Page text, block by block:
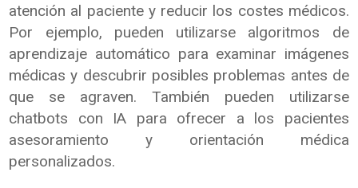
atención al paciente y reducir los costes médicos.
Por ejemplo, pueden utilizarse algoritmos de
aprendizaje automático para examinar imágenes
médicas y descubrir posibles problemas antes de
que se agraven. También pueden utilizarse
chatbots con IA para ofrecer a los pacientes
asesoramiento y orientación médica
personalizados.